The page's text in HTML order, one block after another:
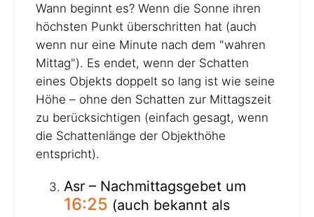
Wann beginnt es? Wenn die Sonne ihren
höchsten Punkt überschritten hat (auch
wenn nur eine Minute nach dem "wahren
Mittag"). Es endet, wenn der Schatten
eines Objekts doppelt so lang ist wie seine
Höhe – ohne den Schatten zur Mittagszeit
zu berücksichtigen (einfach gesagt, wenn
die Schattenlänge der Objekthöhe
entspricht).
Asr – Nachmittagsgebet um
16:25 (auch bekannt als